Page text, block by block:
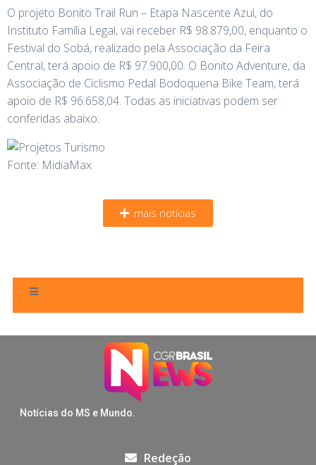
O projeto Bonito Trail Run – Etapa Nascente Azul, do
Instituto Família Legal, vai receber R$ 98.879,00, enquanto o
Festival do Sobá, realizado pela Associação da Feira
Central, terá apoio de R$ 97.900,00. O Bonito Adventure, da
Associação de Ciclismo Pedal Bodoquena Bike Team, terá
apoio de R$ 96.658,04. Todas as iniciativas podem ser
conferidas abaixo:
Fonte: MidiaMax
mais notícias
Notícias do MS e Mundo.
Redeção